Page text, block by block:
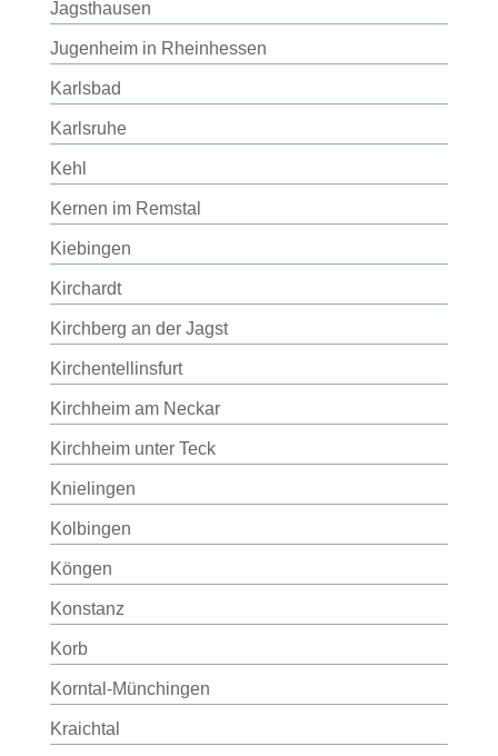
Jagsthausen
Jugenheim in Rheinhessen
Karlsbad
Karlsruhe
Kehl
Kernen im Remstal
Kiebingen
Kirchardt
Kirchberg an der Jagst
Kirchentellinsfurt
Kirchheim am Neckar
Kirchheim unter Teck
Knielingen
Kolbingen
Köngen
Konstanz
Korb
Korntal-Münchingen
Kraichtal